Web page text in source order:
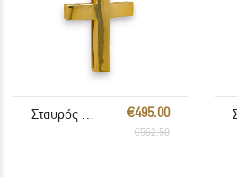
€495.00
€562.50